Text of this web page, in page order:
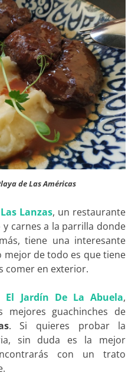
de Las Américas
Lanzas, un restaurante
y carnes a la parrilla donde
tiene una interesante
mejor de todo es que tiene
comer en exterior.
El Jardín De La Abuela,
mejores guachinches de
. Si quieres probar la
sin duda es la mejor
con un trato